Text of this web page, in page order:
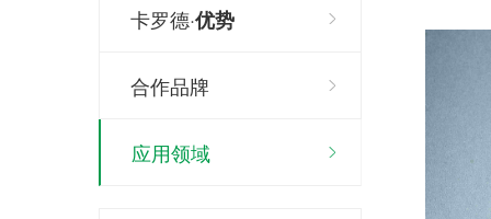
卡罗德·优势
合作品牌
应用领域